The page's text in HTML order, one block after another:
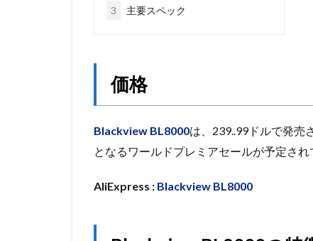
3 主要スペック
価格
Blackview BL8000は、239..99ドルで発売
となるワールドプレミアセールが予定され
AliExpress : Blackview BL8000